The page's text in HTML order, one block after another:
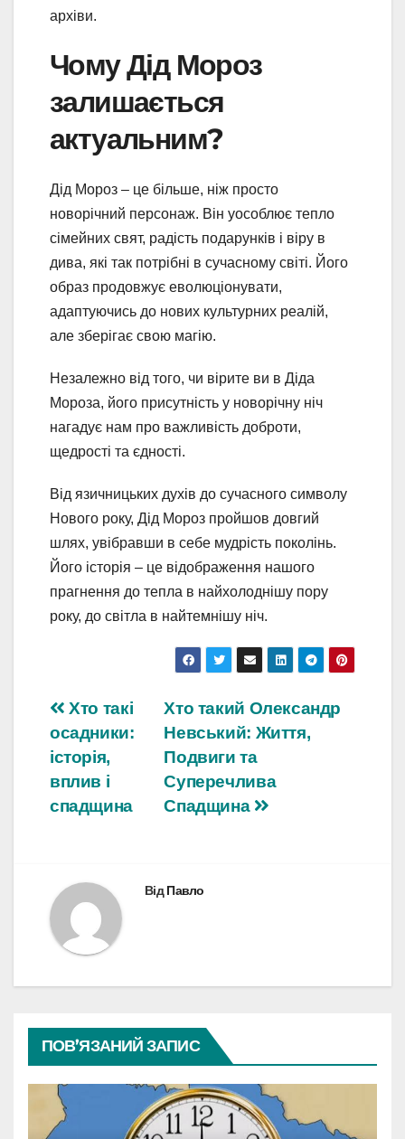
архіви.
Чому Дід Мороз
залишається
актуальним?
Дід Мороз – це більше, ніж просто
новорічний персонаж. Він уособлює тепло
сімейних свят, радість подарунків і віру в
дива, які так потрібні в сучасному світі. Його
образ продовжує еволюціонувати,
адаптуючись до нових культурних реалій,
але зберігає свою магію.
Незалежно від того, чи вірите ви в Діда
Мороза, його присутність у новорічну ніч
нагадує нам про важливість доброти,
щедрості та єдності.
Від язичницьких духів до сучасного символу
Нового року, Дід Мороз пройшов довгий
шлях, увібравши в себе мудрість поколінь.
Його історія – це відображення нашого
прагнення до тепла в найхолоднішу пору
року, до світла в найтемнішу ніч.
Навігація
записів
Хто такий Олександр
Невський: Життя,
Подвиги та
Суперечлива
Спадщина
Хто такі
осадники:
історія,
вплив і
спадщина
ВідПавло
ПОВ’ЯЗАНИЙ ЗАПИС